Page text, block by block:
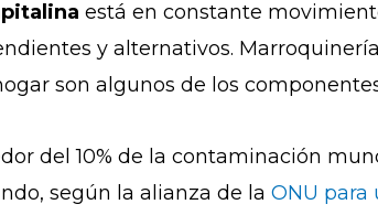
está en constante
y alternativos.
son algunos de los
del 10% de la contaminación
según la alianza de la ONU para